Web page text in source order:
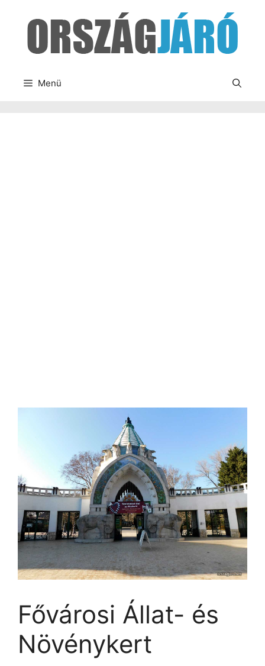
Menü
Fővárosi Állat- és
Növénykert